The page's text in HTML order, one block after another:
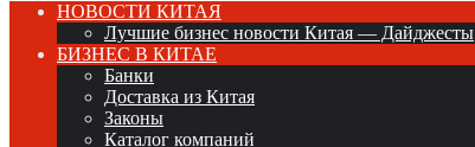
НОВОСТИ КИТАЯ
Лучшие бизнес новости Китая — Дайджесты
БИЗНЕС В КИТАЕ
Банки
Доставка из Китая
Законы
Каталог компаний